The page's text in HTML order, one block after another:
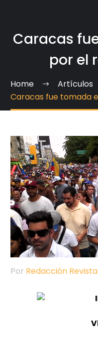
Caracas
por el
Home
Artículos
Caracas fue tomada
Por Redacción Revista